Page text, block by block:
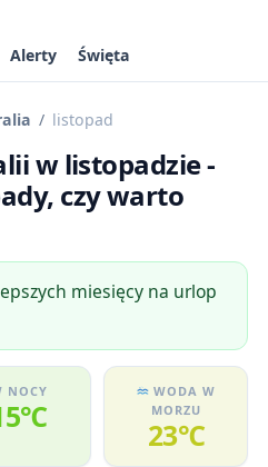
Alerty Święta
listopad
w listopadzie -
czy warto
miesięcy na urlop
NOCY
WODA W
MORZU
23℃